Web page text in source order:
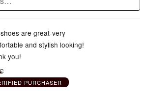
are great-very
and stylish looking!
you!
PURCHASER